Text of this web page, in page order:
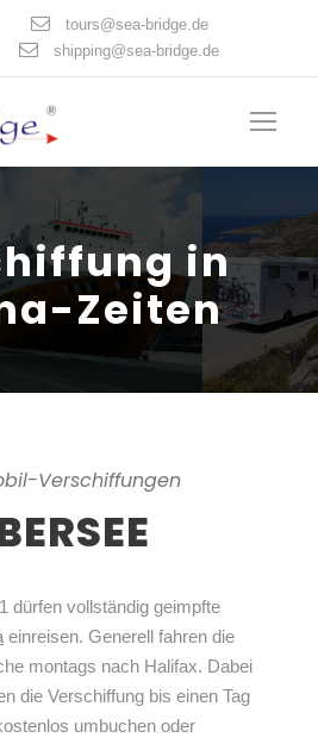
tours@sea-bridge.de
shipping@sea-bridge.de
in
Zeiten
Verschiffungen
dürfen vollständig geimpfte
einreisen. Generell fahren die
montags nach Halifax. Dabei
die Verschiffung bis einen Tag
umbuchen oder